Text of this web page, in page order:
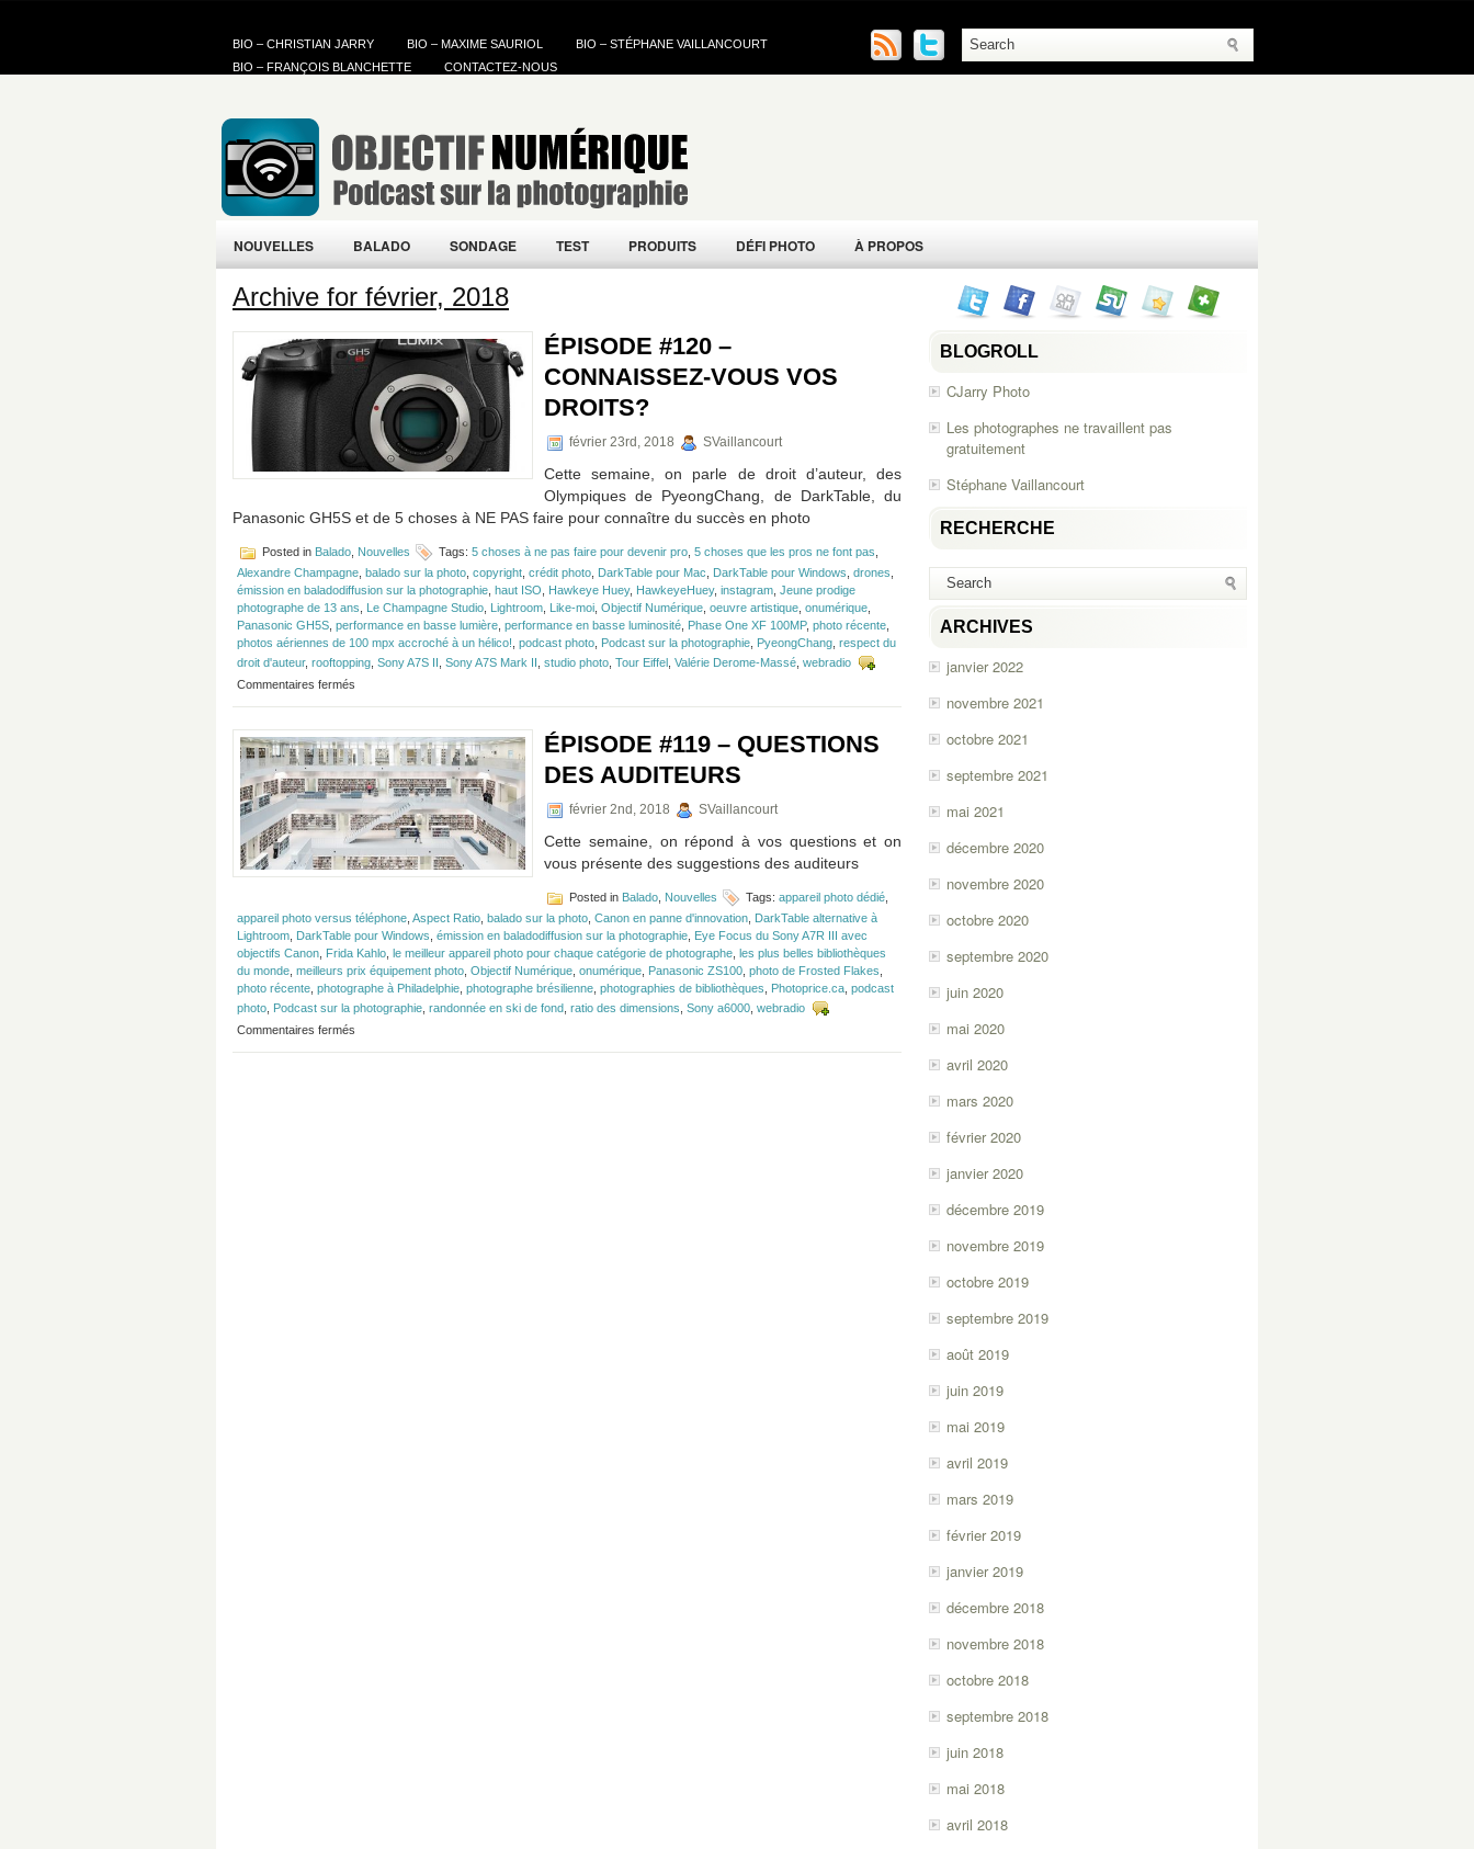
BIO – CHRISTIAN JARRY BIO – MAXIME SAURIOL
BIO – STÉPHANE VAILLANCOURT
BIO – FRANÇOIS BLANCHETTE
CONTACTEZ-NOUS
NOUVELLES BALADO SONDAGE TEST PRODUITS DÉFI PHOTO À PROPOS
Archive for février, 2018
ÉPISODE #120 –
CONNAISSEZ-VOUS VOS
DROITS?
février 23rd, 2018 SVaillancourt
Cette semaine, on parle de droit d’auteur, des
Olympiques de PyeongChang, de DarkTable, du
Panasonic GH5S et de 5 choses à NE PAS faire pour connaître du succès en photo
Posted in Balado Nouvelles Tags: 5 choses à ne pas faire pour devenir pro 5 choses que les pros ne font pas
Alexandre Champagne balado sur la photo copyright crédit photo DarkTable pour Mac DarkTable pour Windows drones
émission en baladodiffusion sur la photographie haut ISO Hawkeye Huey, HawkeyeHuey, instagram Jeune prodige
photographe de 13 ans
Le Champagne Studio Lightroom Like-moi Objectif Numérique oeuvre artistique onumérique
Panasonic GH5S performance en basse lumière performance en basse luminosité Phase One XF 100MP, photo récente
photos aériennes de 100 mpx accroché à un hélico! podcast photo Podcast sur la photographie PyeongChang respect du
droit d'auteur, rooftopping Sony A7S II Sony A7S Mark II studio photo Tour Eiffel Valérie Derome-Massé webradio
Commentaires fermés
–
Connaissez-
vous
vos
droits?
ÉPISODE #119 – QUESTIONS
DES AUDITEURS
février 2nd, 2018 SVaillancourt
Cette semaine, on répond à vos questions et on
vous présente des suggestions des auditeurs
Posted in Balado Nouvelles Tags: appareil photo dédié
appareil photo versus téléphone Aspect Ratio balado sur la photo Canon en panne d'innovation DarkTable alternative à
Lightroom DarkTable pour Windows émission en baladodiffusion sur la photographie Eye Focus du Sony A7R III avec
objectifs Canon Frida Kahlo le meilleur appareil photo pour chaque catégorie de photographe les plus belles bibliothèques
du monde meilleurs prix équipement photo Objectif Numérique onumérique Panasonic ZS100 photo de Frosted Flakes
photo récente photographe à Philadelphie photographe brésilienne photographies de bibliothèques Photoprice.ca podcast
photo Podcast sur la photographie randonnée en ski de fond ratio des dimensions Sony a6000 webradio
Commentaires fermés
BLOGROLL
CJarry Photo
Les photographes ne travaillent pas
gratuitement
Stéphane Vaillancourt
RECHERCHE
ARCHIVES
janvier 2022
novembre 2021
octobre 2021
septembre 2021
mai 2021
décembre 2020
novembre 2020
octobre 2020
septembre 2020
juin 2020
mai 2020
avril 2020
mars 2020
février 2020
janvier 2020
décembre 2019
novembre 2019
octobre 2019
septembre 2019
août 2019
juin 2019
mai 2019
avril 2019
mars 2019
février 2019
janvier 2019
décembre 2018
novembre 2018
octobre 2018
septembre 2018
juin 2018
mai 2018
avril 2018